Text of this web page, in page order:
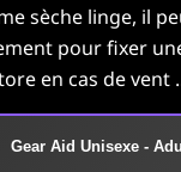
sèche linge, il
pour fixer
en cas de vent
Gear Aid Unisexe -